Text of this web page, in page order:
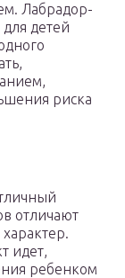
Лабрадор-
детей
риска
отличают
идет,
ребенком